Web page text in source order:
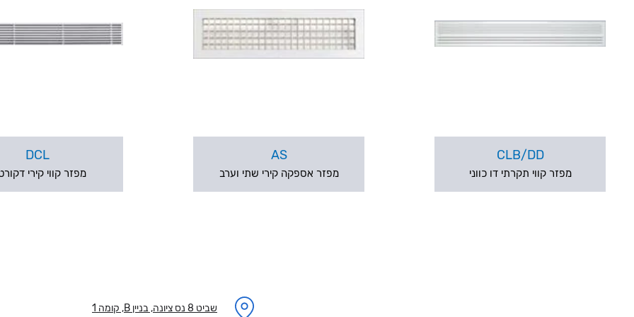
CLB/DD
מפזר קווי תקרתי דו כווני
AS
מפזר אספקה קירי שתי וערב
DCL
מפזר קווי קירי
שביט 8 נס ציונה, בניין B, קומה 1